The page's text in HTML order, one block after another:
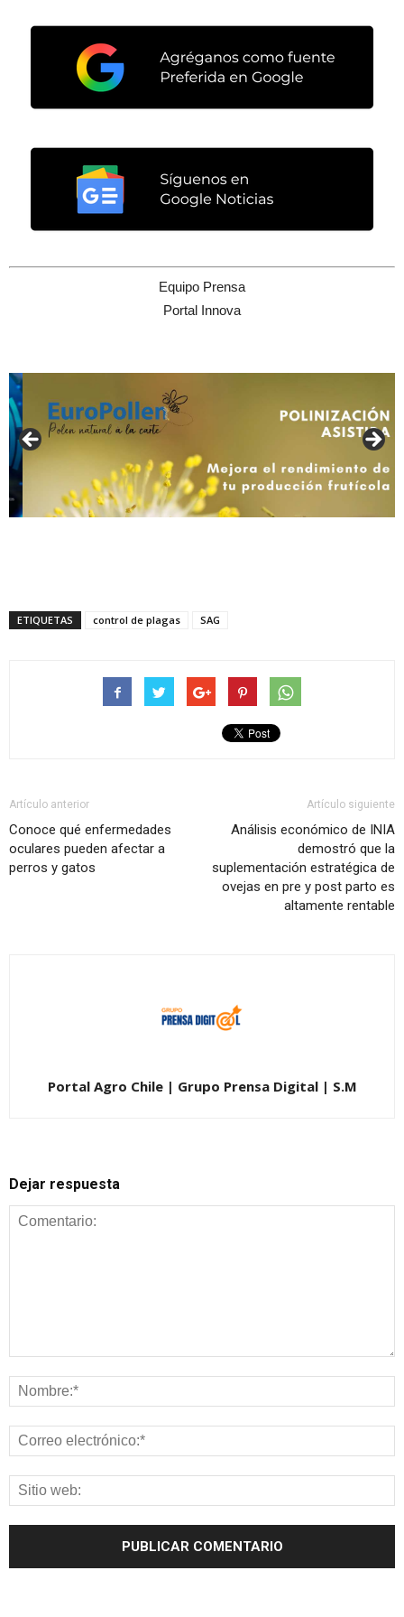
Equipo Prensa
Portal Innova
ETIQUETAS control de plagas SAG
Artículo anterior
Conoce qué enfermedades
oculares pueden afectar a
perros y gatos
Artículo siguiente
Análisis económico de INIA
demostró que la
suplementación estratégica de
ovejas en pre y post parto es
altamente rentable
Portal Agro Chile | Grupo Prensa Digital | S.M
Dejar respuesta